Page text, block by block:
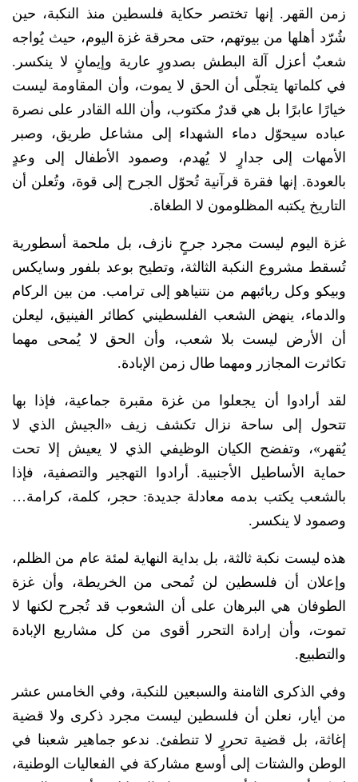
زمن القهر. إنها تختصر حكاية فلسطين منذ النكبة، حين
شُرّد أهلها من بيوتهم، حتى محرقة غزة اليوم، حيث يُواجه
شعبٌ أعزل آلة البطش بصدورٍ عارية وإيمانٍ لا ينكسر.
في كلماتها يتجلّى أن الحق لا يموت، وأن المقاومة ليست
خيارًا عابرًا بل هي قدرٌ مكتوب، وأن الله القادر على نصرة
عباده سيحوّل دماء الشهداء إلى مشاعل طريق، وصبر
الأمهات إلى جدارٍ لا يُهدم، وصمود الأطفال إلى وعدٍ
بالعودة. إنها فقرة قرآنية تُحوّل الجرح إلى قوة، وتُعلن أن
التاريخ يكتبه المظلومون لا الطغاة.
غزة اليوم ليست مجرد جرحٍ نازف، بل ملحمة أسطورية
تُسقط مشروع النكبة الثالثة، وتطيح بوعد بلفور وسايكس
وبيكو وكل ربائبهم من نتنياهو إلى ترامب. من بين الركام
والدماء، ينهض الشعب الفلسطيني كطائر الفينيق، ليعلن
أن الأرض ليست بلا شعب، وأن الحق لا يُمحى مهما
تكاثرت المجازر ومهما طال زمن الإبادة.
لقد أرادوا أن يجعلوا من غزة مقبرة جماعية، فإذا بها
تتحول إلى ساحة نزال تكشف زيف «الجيش الذي لا
يُقهر»، وتفضح الكيان الوظيفي الذي لا يعيش إلا تحت
حماية الأساطيل الأجنبية. أرادوا التهجير والتصفية، فإذا
بالشعب يكتب بدمه معادلة جديدة: حجر، كلمة، كرامة…
وصمود لا ينكسر.
هذه ليست نكبة ثالثة، بل بداية النهاية لمئة عام من الظلم،
وإعلان أن فلسطين لن تُمحى من الخريطة، وأن غزة
الطوفان هي البرهان على أن الشعوب قد تُجرح لكنها لا
تموت، وأن إرادة التحرر أقوى من كل مشاريع الإبادة
والتطبيع.
وفي الذكرى الثامنة والسبعين للنكبة، وفي الخامس عشر
من أيار، نعلن أن فلسطين ليست مجرد ذكرى ولا قضية
إغاثة، بل قضية تحررٍ لا تنطفئ. ندعو جماهير شعبنا في
الوطن والشتات إلى أوسع مشاركة في الفعاليات الوطنية،